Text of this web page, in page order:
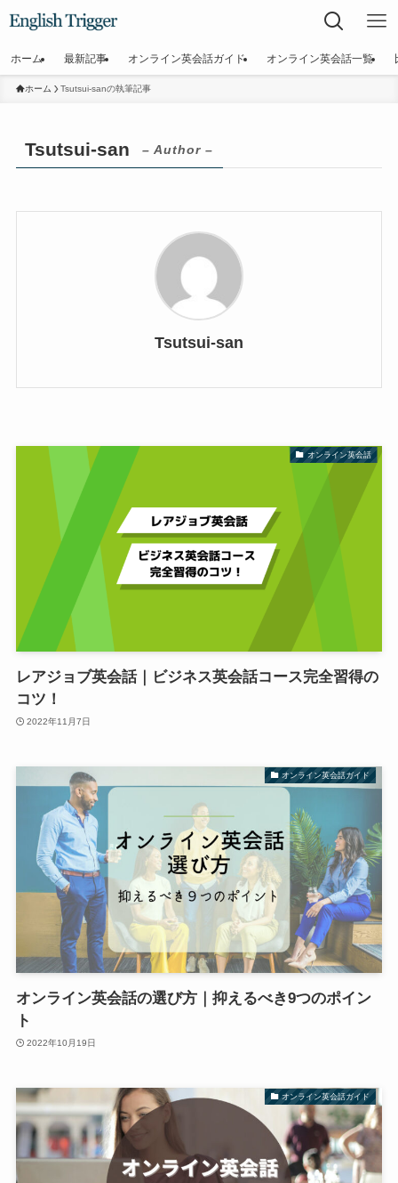
ホーム 最新記事 オンライン英会話ガイド オンライン英会話一覧
ホーム Tsutsui-sanの執筆記事
Tsutsui-san – Author –
Tsutsui-san
オンライン英会話
レアジョブ英会話｜ビジネス英会話コース完全習得の
コツ！
2022年11月7日
オンライン英会話ガイド
オンライン英会話の選び方｜抑えるべき9つのポイン
ト
2022年10月19日
オンライン英会話ガイド